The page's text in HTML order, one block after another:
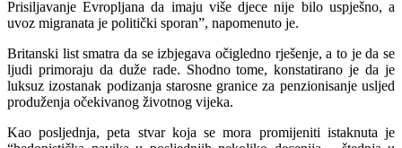
Prisiljavanje Evropljana da imaju više djece nije bilo uspješno, a
uvoz migranata je politički sporan”, napomenuto je.
Britanski list smatra da se izbjegava očigledno rješenje, a to je da se
ljudi primoraju da duže rade. Shodno tome, konstatirano je da je
luksuz izostanak podizanja starosne granice za penzionisanje usljed
produženja očekivanog životnog vijeka.
Kao posljednja, peta stvar koja se mora promijeniti istaknuta je